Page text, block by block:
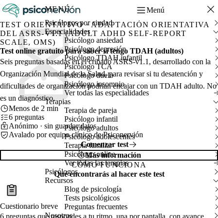
Menú
MENÚ
Psicólogos por ciudad
Especialidades
Psicólogo ansiedad
Psicólogo depresión
Psicólogo TDAH infantil
Psicólogo TCA
Psicólogo duelo
Psicólogo insomnio
Ver todas las especialidades
Terapias
Terapia de pareja
Psicólogo infantil
Psicólogo adultos
Psicólogo adolescentes
Terapia familiar
Psicólogo online
Ver todas las terapias
Psicólogos
Recursos
Blog de psicología
Tests psicológicos
Preguntas frecuentes
Nosotros
TEST ORIENTATIVO · ADAPTACIÓN ORIENTATIVA
DEL ASRS-V1.1 (ADULT ADHD SELF-REPORT
SCALE, OMS)
Test online gratuito para saber si tengo TDAH (adultos)
Seis preguntas basadas en el cribado ASRS-v1.1, desarrollado con la
Organización Mundial de la Salud, para revisar si tu desatención y
dificultades de organización podrían encajar con un TDAH adulto. No
es un diagnóstico.
Menos de 2 min
6 preguntas
Anónimo · sin guardar datos
Avalado por equipo clínico de Psiconervión
Comenzar test
Más información
CÓMO FUNCIONA
Qué encontrarás al hacer este test
Cuestionario breve
6 preguntas que respondes a tu ritmo, una por pantalla, con avance